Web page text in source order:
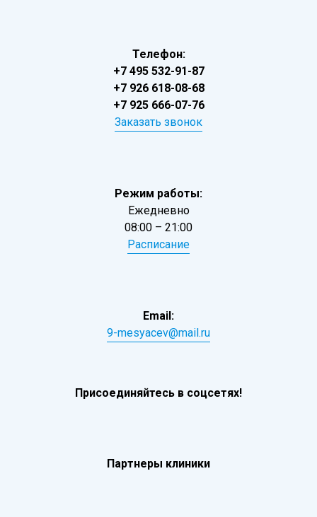
Телефон:
+7 495 532-91-87
+7 926 618-08-68
+7 925 666-07-76
Заказать звонок
Режим работы:
Ежедневно
08:00 – 21:00
Расписание
Email:
9-mesyacev@mail.ru
Присоединяйтесь в соцсетях!
Партнеры клиники